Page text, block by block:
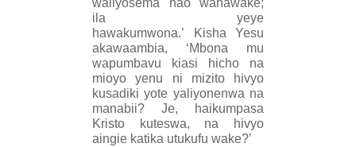
waliyosema hao wanawake;
ila yeye
hawakumwona.’
Kisha Yesu
akawaambia, ‘Mbona mu
wapumbavu kiasi hicho na
mioyo yenu ni mizito hivyo
kusadiki yote yaliyonenwa na
manabii? Je, haikumpasa
Kristo kuteswa, na hivyo
aingie katika utukufu wake?’